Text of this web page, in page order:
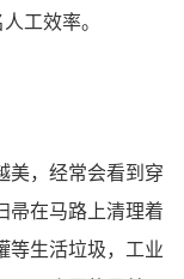
工效率。
美，经常会看到穿
帚在马路上清理着
等生活垃圾，工业